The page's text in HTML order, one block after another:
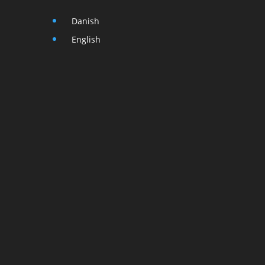
Danish
English